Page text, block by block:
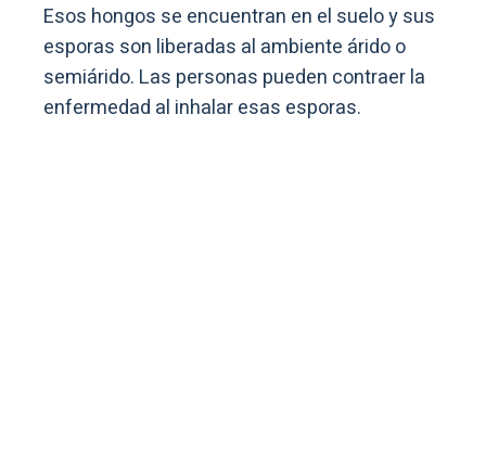
Esos hongos se encuentran en el suelo y sus
esporas son liberadas al ambiente árido o
semiárido. Las personas pueden contraer la
enfermedad al inhalar esas esporas.